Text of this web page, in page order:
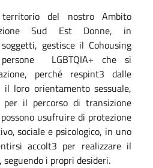
del nostro Ambito
Sud Est Donne, in
gestisce il Cohousing
persone LGBTQIA+ che si
perché respint3 dalle
loro orientamento sessuale,
il percorso di transizione
usufruire di protezione
sociale e psicologico, in uno
accolt3 per realizzare il
i propri desideri.